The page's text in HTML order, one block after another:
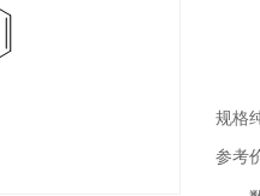
规格
参考